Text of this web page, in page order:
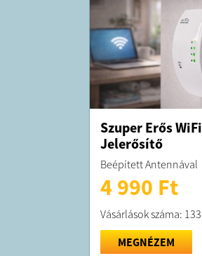
Szuper Erős WiFi
Jelerősítő
Beépített Antennával
4 990 Ft
Vásárlások száma: 133
MEGNÉZEM